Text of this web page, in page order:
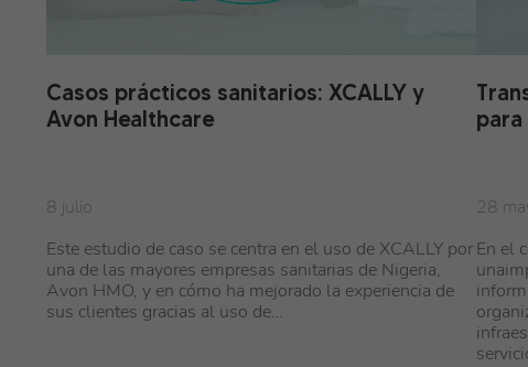
Casos prácticos sanitarios: XCALLY y
Avon Healthcare
8 julio
Este estudio de caso se centra en el uso de XCALLY por
una de las mayores empresas sanitarias de Nigeria,
Avon HMO, y en cómo ha mejorado la experiencia de
sus clientes gracias al uso de…
28
En el